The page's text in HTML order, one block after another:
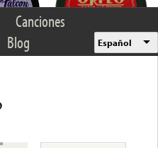
Canciones
Blog Español